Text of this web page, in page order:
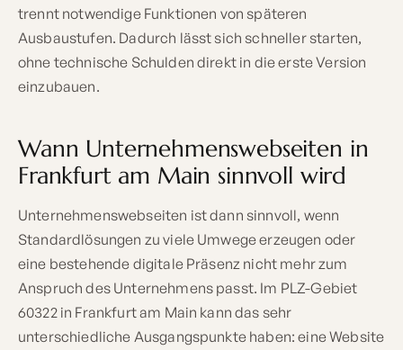
trennt notwendige Funktionen von späteren
Ausbaustufen. Dadurch lässt sich schneller starten,
ohne technische Schulden direkt in die erste Version
einzubauen.
Wann Unternehmenswebseiten in
Frankfurt am Main sinnvoll wird
Unternehmenswebseiten ist dann sinnvoll, wenn
Standardlösungen zu viele Umwege erzeugen oder
eine bestehende digitale Präsenz nicht mehr zum
Anspruch des Unternehmens passt. Im PLZ-Gebiet
60322 in Frankfurt am Main kann das sehr
unterschiedliche Ausgangspunkte haben: eine Website